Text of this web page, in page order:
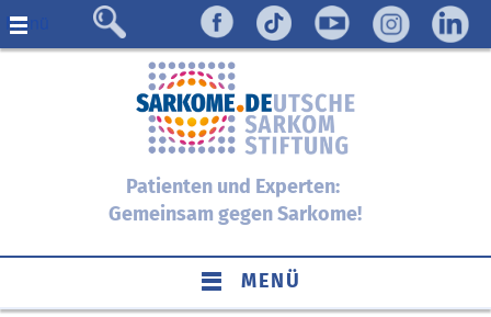
Menü
Patienten und Experten:
Gemeinsam gegen Sarkome!
MENÜ